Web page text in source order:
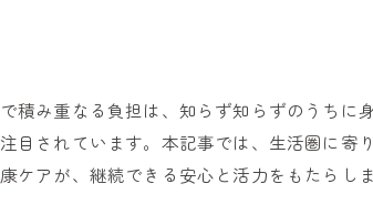
積み重なる負担は、知らず知らずのうちに
目されています。本記事では、生活圏に寄
アが、継続できる安心と活力をもたらしま